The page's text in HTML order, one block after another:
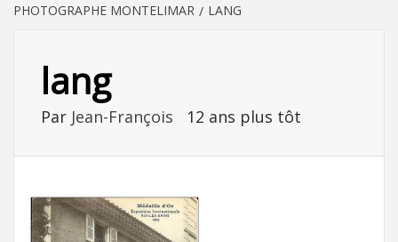
PHOTOGRAPHE MONTELIMAR
LANG
lang
Par Jean-François 12 ans plus tôt